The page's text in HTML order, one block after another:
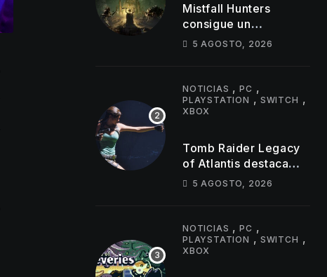
Mistfall Hunters
consigue un
importante hito de
5 AGOSTO, 2026
NOTICIAS ,PC ,
PLAYSTATION , SWITCH ,
XBOX
Tomb Raider Legacy
of Atlantis destaca
sus puzles y trampas
5 AGOSTO, 2026
NOTICIAS ,PC ,
PLAYSTATION , SWITCH ,
XBOX